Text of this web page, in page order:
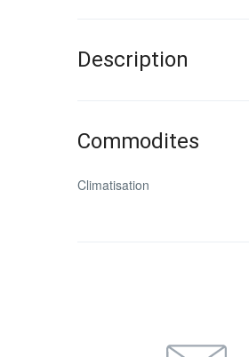
Description
Commodites
Climatisation